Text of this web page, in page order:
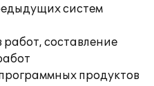
систем
составление
продуктов